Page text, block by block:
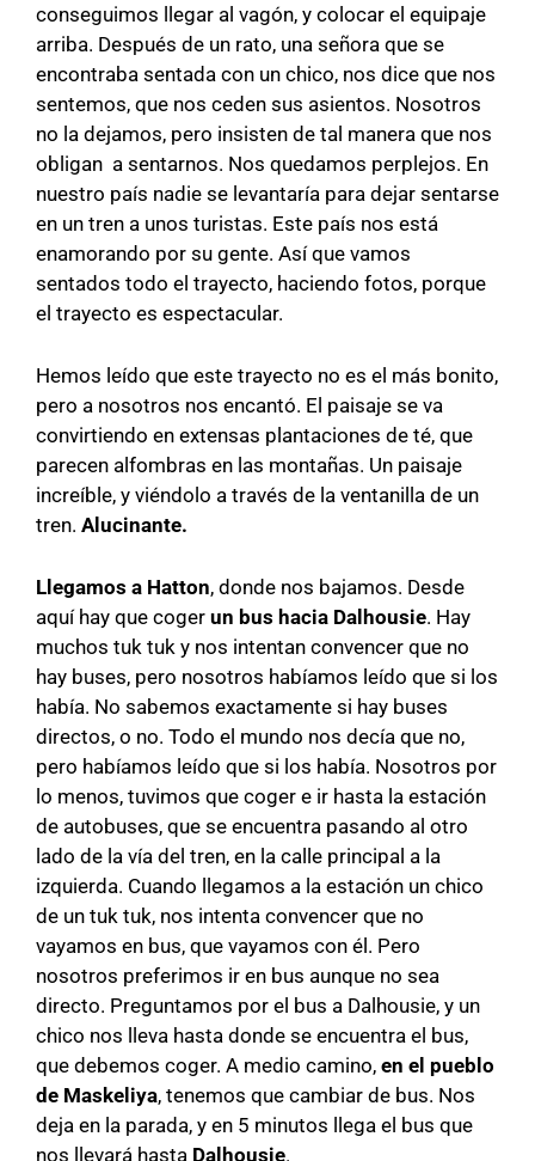
conseguimos llegar al vagón, y colocar el equipaje
arriba. Después de un rato, una señora que se
encontraba sentada con un chico, nos dice que nos
sentemos, que nos ceden sus asientos. Nosotros
no la dejamos, pero insisten de tal manera que nos
obligan a sentarnos. Nos quedamos perplejos. En
nuestro país nadie se levantaría para dejar sentarse
en un tren a unos turistas. Este país nos está
enamorando por su gente. Así que vamos
sentados todo el trayecto, haciendo fotos, porque
el trayecto es espectacular.
Hemos leído que este trayecto no es el más bonito,
pero a nosotros nos encantó. El paisaje se va
convirtiendo en extensas plantaciones de té, que
parecen alfombras en las montañas. Un paisaje
increíble, y viéndolo a través de la ventanilla de un
tren. Alucinante.
Llegamos a Hatton, donde nos bajamos. Desde
aquí hay que coger un bus hacia Dalhousie. Hay
muchos tuk tuk y nos intentan convencer que no
hay buses, pero nosotros habíamos leído que si los
había. No sabemos exactamente si hay buses
directos, o no. Todo el mundo nos decía que no,
pero habíamos leído que si los había. Nosotros por
lo menos, tuvimos que coger e ir hasta la estación
de autobuses, que se encuentra pasando al otro
lado de la vía del tren, en la calle principal a la
izquierda. Cuando llegamos a la estación un chico
de un tuk tuk, nos intenta convencer que no
vayamos en bus, que vayamos con él. Pero
nosotros preferimos ir en bus aunque no sea
directo. Preguntamos por el bus a Dalhousie, y un
chico nos lleva hasta donde se encuentra el bus,
que debemos coger. A medio camino, en el pueblo
de Maskeliya, tenemos que cambiar de bus. Nos
deja en la parada, y en 5 minutos llega el bus que
nos llevará hasta Dalhousie.